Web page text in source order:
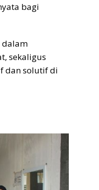
bagi
dalam
sekaligus
dan solutif di